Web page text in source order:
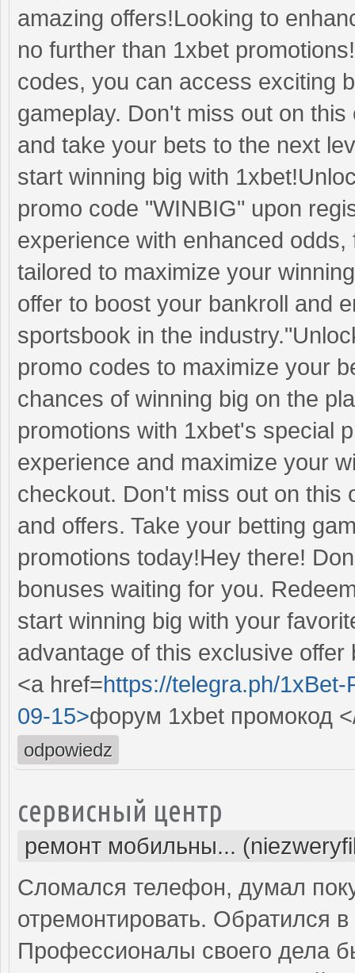
amazing offers!Looking to
no further than 1xbet
codes, you can access exciting
gameplay. Don't miss out on
and take your bets to the next
start winning big with
promo code "WINBIG" upon
experience with enhanced
tailored to maximize your
offer to boost your bankroll and
sportsbook in the
promo codes to maximize your
chances of winning big on the
promotions with 1xbet's special
experience and maximize your
checkout. Don't miss out on this
and offers. Take your betting
promotions today!Hey there!
bonuses waiting for you.
start winning big with your
advantage of this exclusive offer
<a href=https://telegra.ph/
09-15>форум 1xbet промокод
odpowiedz
сервисный центр
ремонт мобильны...
Сломался телефон, думал
отремонтировать. Обратился
Профессионалы своего дела